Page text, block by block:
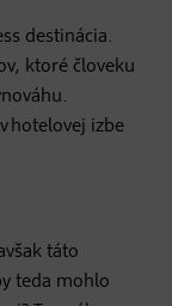
destinácia.
ktoré človeku
hotelovej izbe
táto
teda mohlo